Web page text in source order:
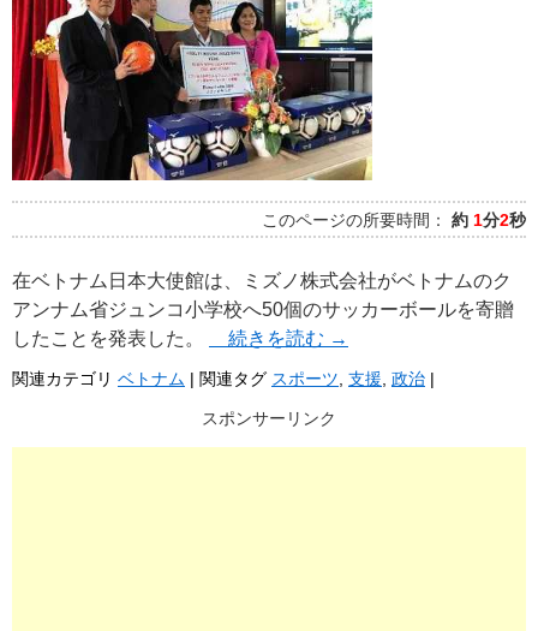
このページの所要時間： 約 1分2秒
在ベトナム日本大使館は、ミズノ株式会社がベトナムのク
アンナム省ジュンコ小学校へ50個のサッカーボールを寄贈
したことを発表した。
続きを読む →
関連カテゴリ ベトナム | 関連タグ スポーツ 支援 政治 |
スポンサーリンク